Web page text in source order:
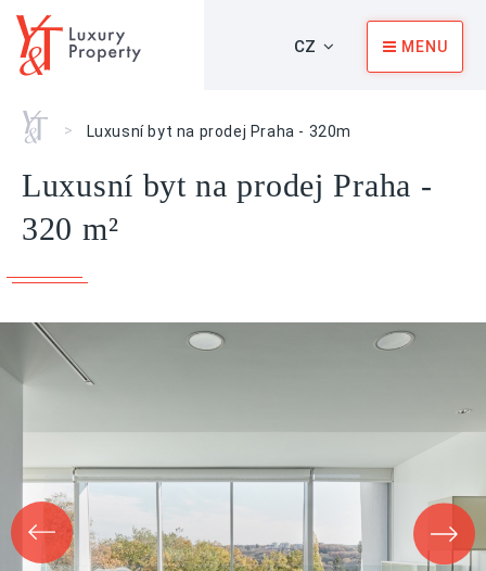
CZ MENU
Home
> Luxusní byt na prodej Praha - 320m
Luxusní byt na prodej Praha -
320 m²